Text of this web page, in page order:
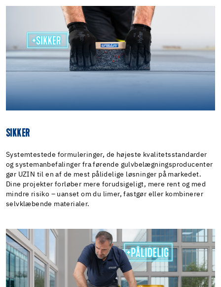
SIKKER
Systemtestede formuleringer, de højeste kvalitetsstandarder
og systemanbefalinger fra førende gulvbelægningsproducenter
gør UZIN til en af de mest pålidelige løsninger på markedet.
Dine projekter forløber mere forudsigeligt, mere rent og med
mindre risiko – uanset om du limer, fastgør eller kombinerer
selvklæbende materialer.